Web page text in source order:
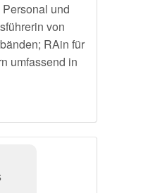
und
von
RAin für
umfassend in